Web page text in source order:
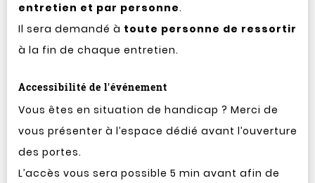
entretien et par personne.
Il sera demandé à toute personne de ressortir
à la fin de chaque entretien.
Accessibilité de l'événement
Vous êtes en situation de handicap ? Merci de
vous présenter à l’espace dédié avant l’ouverture
des portes.
L’accès vous sera possible 5 min avant afin de